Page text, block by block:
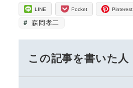
LINE Pocket Pinterest
森岡孝二
この記事を書いた人